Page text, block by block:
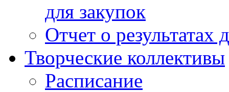
для закупок
Отчет о результатах
Творческие коллективы
Расписание